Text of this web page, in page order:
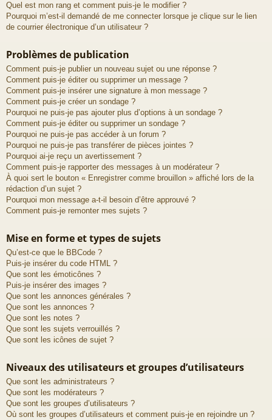
Quel est mon rang et comment puis-je le modifier ?
Pourquoi m’est-il demandé de me connecter lorsque je clique sur le lien
de courrier électronique d’un utilisateur ?
Problèmes de publication
Comment puis-je publier un nouveau sujet ou une réponse ?
Comment puis-je éditer ou supprimer un message ?
Comment puis-je insérer une signature à mon message ?
Comment puis-je créer un sondage ?
Pourquoi ne puis-je pas ajouter plus d’options à un sondage ?
Comment puis-je éditer ou supprimer un sondage ?
Pourquoi ne puis-je pas accéder à un forum ?
Pourquoi ne puis-je pas transférer de pièces jointes ?
Pourquoi ai-je reçu un avertissement ?
Comment puis-je rapporter des messages à un modérateur ?
À quoi sert le bouton « Enregistrer comme brouillon » affiché lors de la
rédaction d’un sujet ?
Pourquoi mon message a-t-il besoin d’être approuvé ?
Comment puis-je remonter mes sujets ?
Mise en forme et types de sujets
Qu’est-ce que le BBCode ?
Puis-je insérer du code HTML ?
Que sont les émoticônes ?
Puis-je insérer des images ?
Que sont les annonces générales ?
Que sont les annonces ?
Que sont les notes ?
Que sont les sujets verrouillés ?
Que sont les icônes de sujet ?
Niveaux des utilisateurs et groupes d’utilisateurs
Que sont les administrateurs ?
Que sont les modérateurs ?
Que sont les groupes d’utilisateurs ?
Où sont les groupes d’utilisateurs et comment puis-je en rejoindre un ?